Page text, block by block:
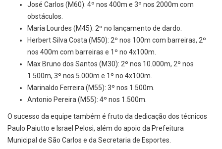
José Carlos (M60): 4º nos 400m e 3º nos 2000m com
obstáculos.
Maria Lourdes (M45): 2º no lançamento de dardo.
Herbert Silva Costa (M50): 2º nos 100m com barreiras, 2º
nos 400m com barreiras e 1º no 4x100m.
Max Bruno dos Santos (M30): 2º nos 10.000m, 2º nos
1.500m, 3º nos 5.000m e 1º no 4x100m.
Marinaldo Ferreira (M55): 3º nos 1.500m.
Antonio Pereira (M55): 4º nos 1.500m.
O sucesso da equipe também é fruto da dedicação dos técnicos
Paulo Paiutto e Israel Pelosi, além do apoio da Prefeitura
Municipal de São Carlos e da Secretaria de Esportes.